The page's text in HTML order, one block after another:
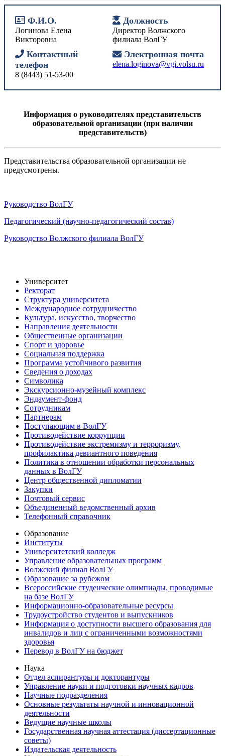
Ф.И.О.
Логинова Елена
Викторовна
Должность
Директор Волжского
филиала ВолГУ
Контактный
телефон
8 (8443) 51-53-00
Электронная почта
elena.loginova@vgi.volsu.ru
Информация о руководителях представительств
образовательной организации (при наличии
представительств)
Представительства образовательной организации не
предусмотрены.
Руководство ВолГУ
Педагогический (научно-педагогический состав)
Руководство Волжского филиала ВолГУ
Университет
Ректорат
Структура университета
Международное сотрудничество
Культура, искусство, творчество
Направления деятельности
Общественные организации
Спорт и здоровье
Социальная поддержка
Программа устойчивого развития
Сведения о доходах
Символика
Экскурсионно-музейный комплекс
Эндаумент-фонд
Сотрудникам
Партнерам
Поступающим в ВолГУ
Противодействие коррупции
Противодействие экстремизму и терроризму,
профилактика девиантного поведения
Политика в отношении обработки персональных
данных в ВолГУ
Центр общественной дипломатии
Закупки
Почтовый сервис
Объединенный ведомственный архив
Телефонный справочник
Образование
Институты
Университетский колледж
Управление образовательных программ
Волжский филиал ВолГУ
Образование за рубежом
Всероссийские студенческие олимпиады, проводимые
на базе ВолГУ
Информационно-образовательные ресурсы
Трудоустройство студентов и выпускников
Информация о доступности высшего образования для
инвалидов и лиц с ограниченными возможностями
здоровья
Перевод в ВолГУ на бюджет
Наука
Отдел аспирантуры и докторантуры
Управление науки и подготовки научных кадров
Научные подразделения
Основные результаты научной и инновационной
деятельности
Ведущие научные школы
Государственная научная аттестация (диссертационные
советы)
Издательская деятельность